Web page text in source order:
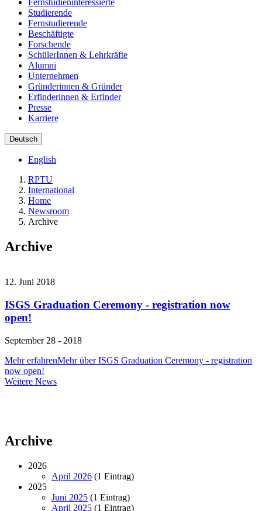
Fernstudieninteressierte
Studierende
Fernstudierende
Beschäftigte
Forschende
SchülerInnen & Lehrkräfte
Alumni
Unternehmen
Gründerinnen & Gründer
Erfinderinnen & Erfinder
Presse
Karriere
Deutsch
English
RPTU
International
Home
Newsroom
Archive
Archive
12. Juni 2018
ISGS Graduation Ceremony - registration now
open!
September 28 - 2018
Mehr erfahrenMehr über ISGS Graduation Ceremony - registration
now open!
Weitere NewsWeitere
Archive
2026
April 2026 (1 Eintrag)
2025
Juni 2025 (1 Eintrag)
April 2025 (1 Eintrag)